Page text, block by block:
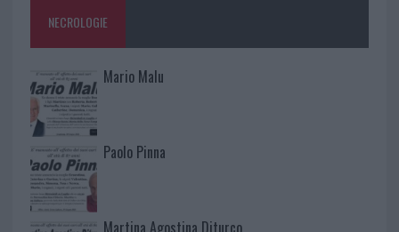
NECROLOGIE
Mario Malu
Paolo Pinna
Martina Agostina Diturco